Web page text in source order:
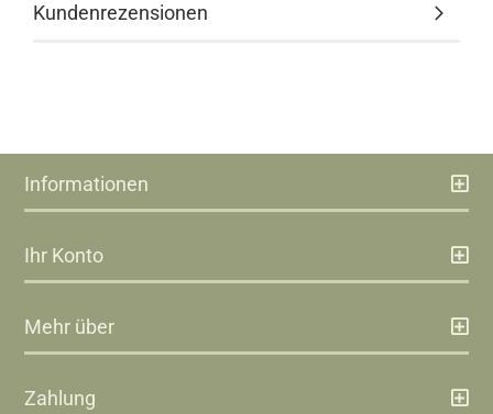
Kundenrezensionen
Informationen
Ihr Konto
Mehr über
Zahlung